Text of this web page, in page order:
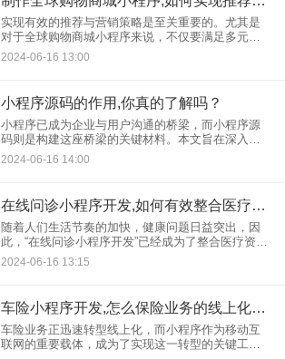
实现有效的推荐与营销策略是至关重要的。尤其是
对于全球购物商城小程序来说，不仅要满足多元化
市场的需求，还要保证全球用户的购物体验无缝且
个性化。介绍如何在全球购物小程序开发过程中，
2024-06-16 13:00
小程序源码的作用,你真的了解吗？
小程序已成为企业与用户沟通的桥梁，而小程序源
码则是构建这座桥梁的关键材料。本文旨在深入探
讨小程序源码的作用，并帮助读者全面了解小程序
源码的重要性。为何企业在追求线上业务增长时，
2024-06-16 14:00
在线问诊小程序开发,如何有效整合医疗资源？
随着人们生活节奏的加快，健康问题日益突出，因
此，“在线问诊小程序开发”已经成为了整合医疗资
源、提供便捷医疗服务的重要手段。这种形式的服
务不仅方便用户随时随地获取专业的医疗咨询，也
2024-06-16 13:15
车险小程序开发,怎么保险业务的线上化水平？
车险业务正迅速转型线上化，而小程序作为移动互
联网的重要载体，成为了实现这一转型的关键工